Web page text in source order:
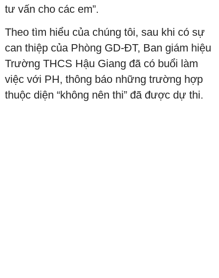
tư vấn cho các em”.
Theo tìm hiểu của chúng tôi, sau khi có sự
can thiệp của Phòng GD-ĐT, Ban giám hiệu
Trường THCS Hậu Giang đã có buổi làm
việc với PH, thông báo những trường hợp
thuộc diện “không nên thi” đã được dự thi.